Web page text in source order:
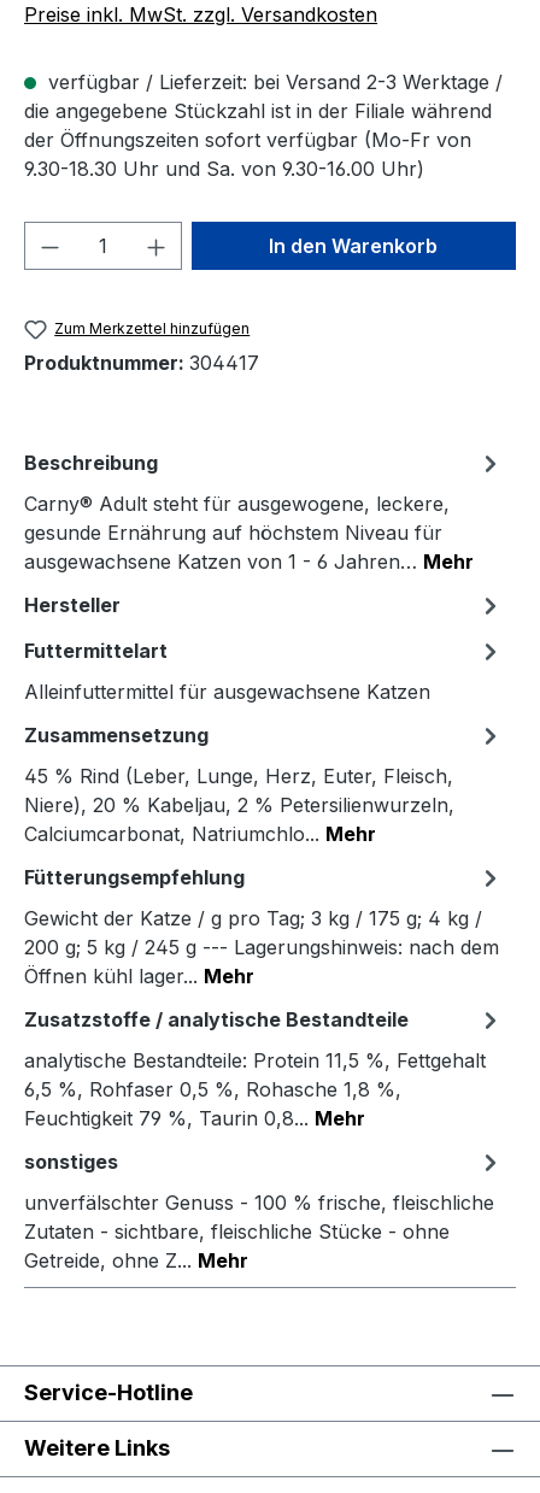
Preise inkl. MwSt. zzgl. Versandkosten
verfügbar / Lieferzeit: bei Versand 2-3 Werktage /
die angegebene Stückzahl ist in der Filiale während
der Öffnungszeiten sofort verfügbar (Mo-Fr von
9.30-18.30 Uhr und Sa. von 9.30-16.00 Uhr)
Produkt Anzahl: Gib denIn den Warenkorb
Zum Merkzettel hinzufügen
Produktnummer: 304417
Beschreibung
Carny® Adult steht für ausgewogene, leckere,
gesunde Ernährung auf höchstem Niveau für
ausgewachsene Katzen von 1 - 6 Jahren… Mehr
Hersteller
Futtermittelart
Alleinfuttermittel für ausgewachsene Katzen
Zusammensetzung
45 % Rind (Leber, Lunge, Herz, Euter, Fleisch,
Niere), 20 % Kabeljau, 2 % Petersilienwurzeln,
Calciumcarbonat, Natriumchlo... Mehr
Fütterungsempfehlung
Gewicht der Katze / g pro Tag; 3 kg / 175 g; 4 kg /
200 g; 5 kg / 245 g --- Lagerungshinweis: nach dem
Öffnen kühl lager... Mehr
Zusatzstoffe / analytische Bestandteile
analytische Bestandteile: Protein 11,5 %, Fettgehalt
6,5 %, Rohfaser 0,5 %, Rohasche 1,8 %,
Feuchtigkeit 79 %, Taurin 0,8... Mehr
sonstiges
unverfälschter Genuss - 100 % frische, fleischliche
Zutaten - sichtbare, fleischliche Stücke - ohne
Getreide, ohne Z... Mehr
Service-Hotline
Weitere Links